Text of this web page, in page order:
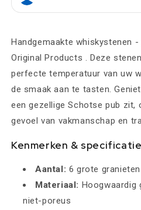
Handgemaakte whiskystenen
Original Products . Deze
perfecte temperatuur van uw
de smaak aan te tasten.
een gezellige Schotse pub zit,
gevoel van vakmanschap en
Kenmerken &
Aantal: 6 grote
Materiaal: Hoogwaardig
niet-poreus